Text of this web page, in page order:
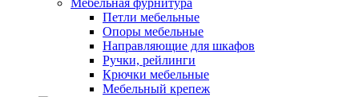
Мебельная фурнитура
Петли мебельные
Опоры мебельные
Направляющие для шкафов
Ручки, рейлинги
Крючки мебельные
Мебельный крепеж